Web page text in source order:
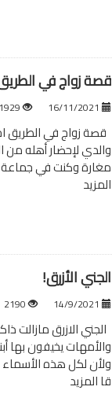
قصة زواج في
1929
قصة زواج في الطريق
والدي لإحضار أهله من
مغارة وكنت في جماعة
المزيد
الجني الأزرق!
2190
الجني الازرق مازالت
والأمهات يخيفون بها
ولأن لكل هذه الأسماء
قاالمزيد